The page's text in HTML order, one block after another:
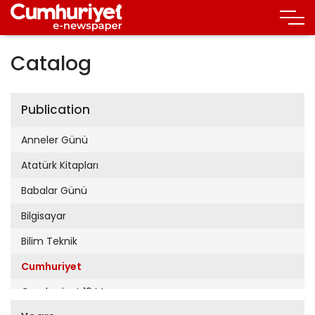
Catalog
Publication
Anneler Günü
Atatürk Kitapları
Babalar Günü
Bilgisayar
Bilim Teknik
Cumhuriyet
Cumhuriyet 19 Mayıs